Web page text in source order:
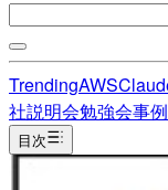
TrendingAWS
社説明会勉強会事例
目次